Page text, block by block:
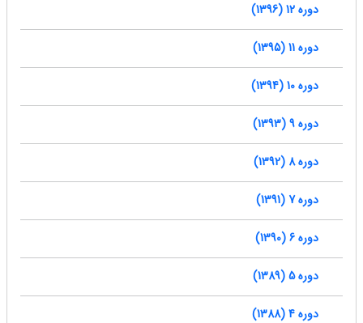
دوره 12 (1396)
دوره 11 (1395)
دوره 10 (1394)
دوره 9 (1393)
دوره 8 (1392)
دوره 7 (1391)
دوره 6 (1390)
دوره 5 (1389)
دوره 4 (1388)